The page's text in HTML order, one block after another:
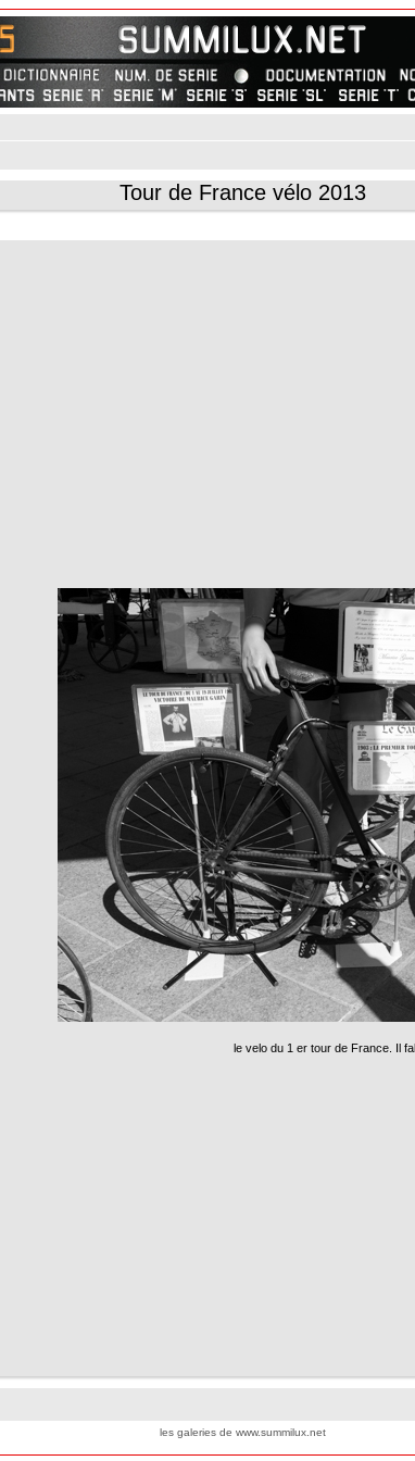
Tour de France vélo 2013
le velo du 1 er tour de France. Il
les galeries de www.summilux.net